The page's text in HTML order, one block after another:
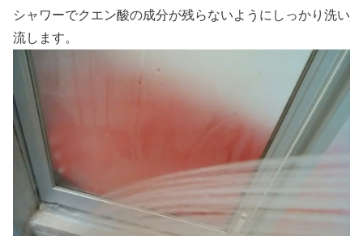
シャワーでクエン酸の成分が残らないようにしっかり洗い
流します。